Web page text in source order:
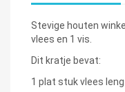
Stevige houten
vlees en 1 vis.
Dit kratje bevat:
1 plat stuk vlees